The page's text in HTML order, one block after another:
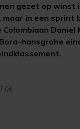
gezet op winst
in een sprint
Daniel
hansgrohe